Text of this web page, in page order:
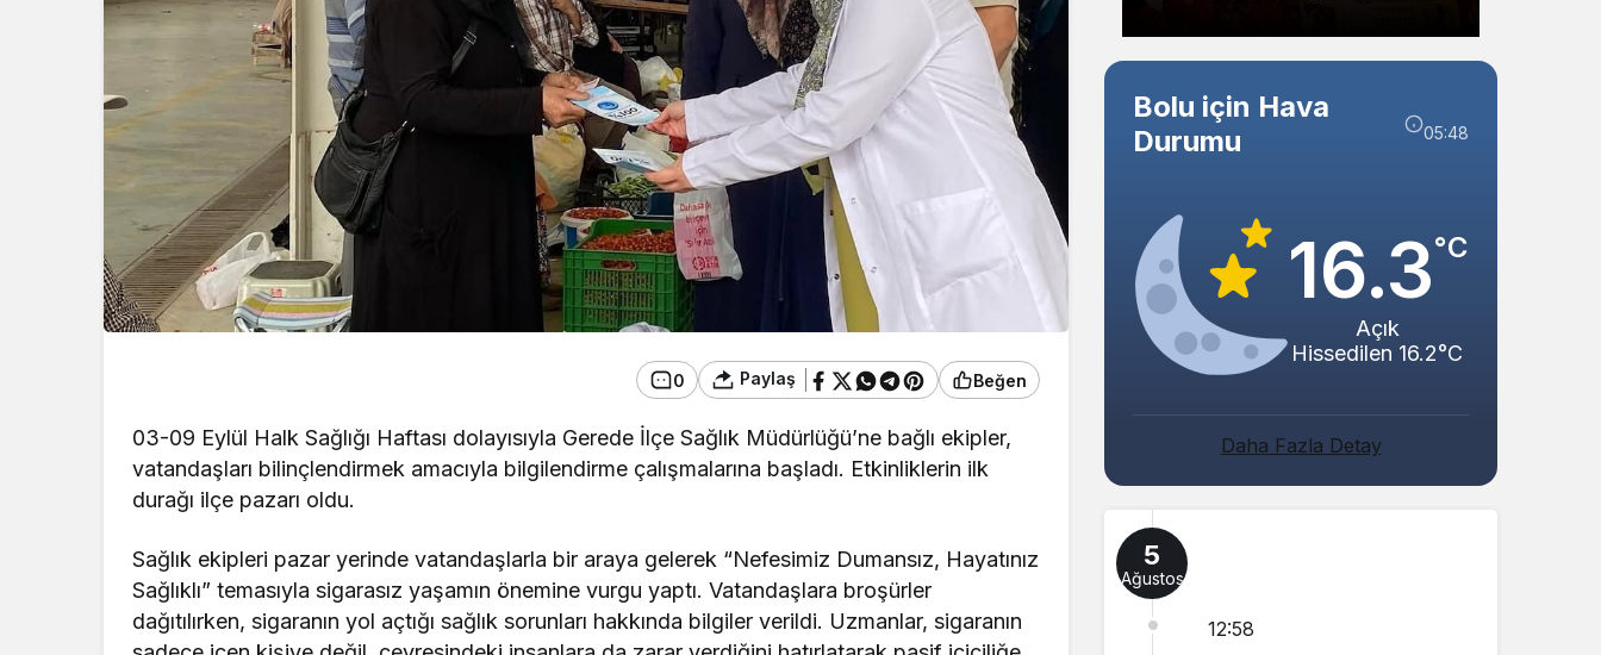
0 Paylaş Beğen
03-09 Eylül Halk Sağlığı Haftası dolayısıyla Gerede İlçe Sağlık Müdürlüğü’ne bağlı ekipler,
vatandaşları bilinçlendirmek amacıyla bilgilendirme çalışmalarına başladı. Etkinliklerin ilk
durağı ilçe pazarı oldu.
Sağlık ekipleri pazar yerinde vatandaşlarla bir araya gelerek “Nefesimiz Dumansız, Hayatınız
Sağlıklı” temasıyla sigarasız yaşamın önemine vurgu yaptı. Vatandaşlara broşürler
dağıtılırken, sigaranın yol açtığı sağlık sorunları hakkında bilgiler verildi. Uzmanlar, sigaranın
Bolu için Hava
Durumu
05:48
16.3°C
Açık
Hissedilen 16.2°C
Daha Fazla Detay
5
Ağustos
12:58